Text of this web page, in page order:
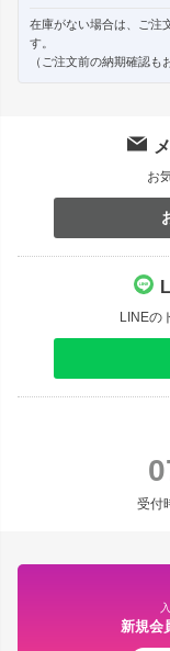
在庫がない場合は、ご注
す。
（ご注文前の納期確認も
お
LINEの
受付
新規会